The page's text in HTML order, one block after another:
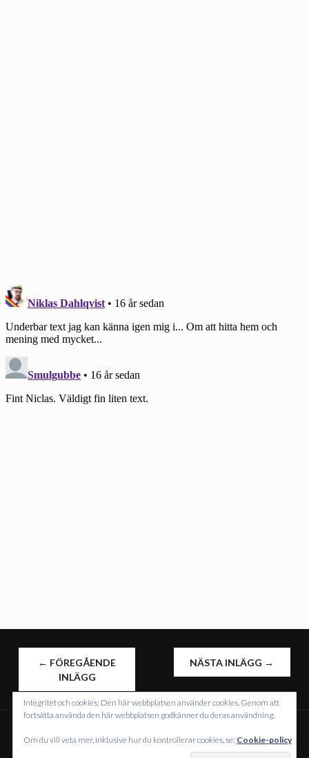
INLÄGGSNAVIGERING
← FÖREGÅENDE
INLÄGG
NÄSTA INLÄGG →
DRIVS MED WORDPRESS
Integritet och cookies: Den här webbplatsen använder cookies. Genom att
fortsätta använda den här webbplatsen godkänner du deras användning.
Om du vill veta mer, inklusive hur du kontrollerar cookies, se: Cookie-policy